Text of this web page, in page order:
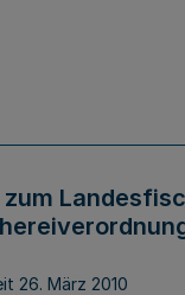
26. März 2010